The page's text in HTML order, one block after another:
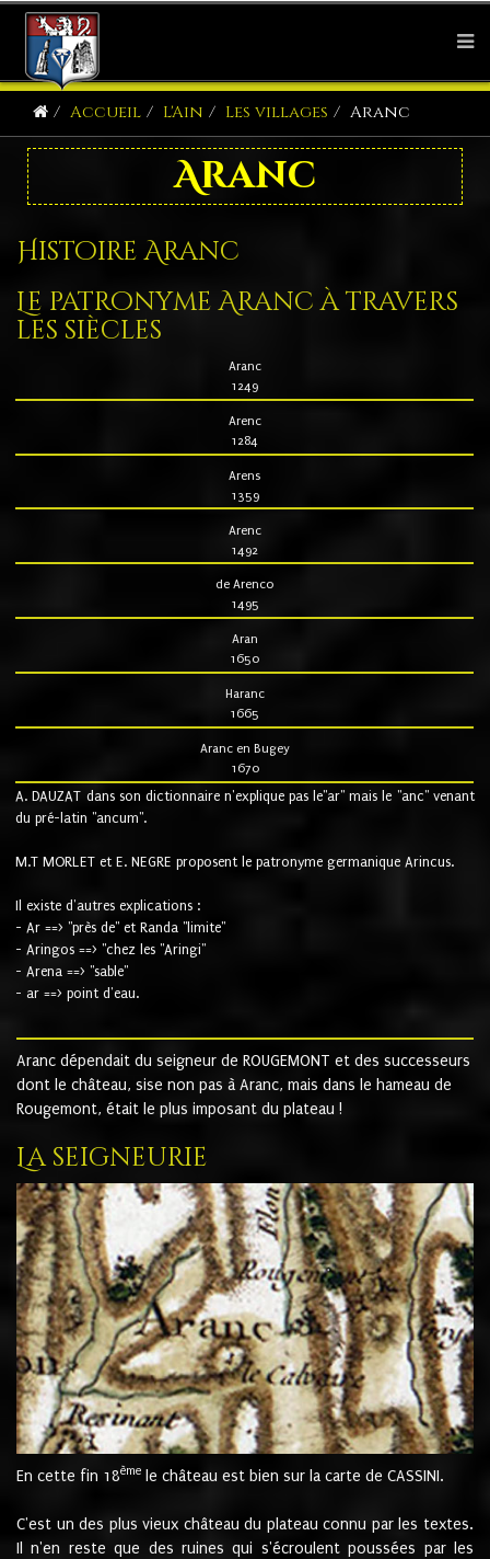
Accueil L'Ain Les villages Aranc
Aranc
Histoire Aranc
Le patronyme Aranc à travers
les siècles
Aranc
1249
Arenc
1284
Arens
1359
Arenc
1492
de Arenco
1495
Aran
1650
Haranc
1665
Aranc en Bugey
1670
A. DAUZAT dans son dictionnaire n'explique pas le"ar" mais le "anc" venant
du pré-latin "ancum".
M.T MORLET et E. NEGRE proposent le patronyme germanique Arincus.
Il existe d'autres explications :
- Ar ==> "près de" et Randa "limite"
- Aringos ==> "chez les "Aringi"
- Arena ==> "sable"
- ar ==> point d'eau.
Aranc dépendait du seigneur de ROUGEMONT et des successeurs
dont le château, sise non pas à Aranc, mais dans le hameau de
Rougemont, était le plus imposant du plateau !
La seigneurie
En cette fin 18ème le château est bien sur la carte de CASSINI.
C'est un des plus vieux château du plateau connu par les textes.
Il n'en reste que des ruines qui s'écroulent poussées par les